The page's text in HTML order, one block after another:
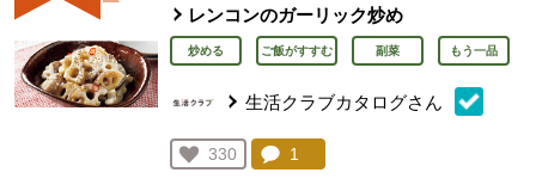
レンコンのガーリック炒め
炒める ご飯がすすむ 副菜 もう一品
生活クラブカタログさん
お気に入り登録：
330
人が登録
コメント：
1